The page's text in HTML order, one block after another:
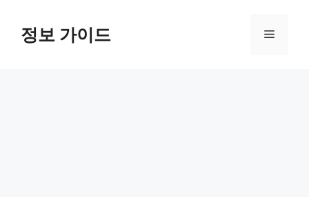
정보 가이드 메